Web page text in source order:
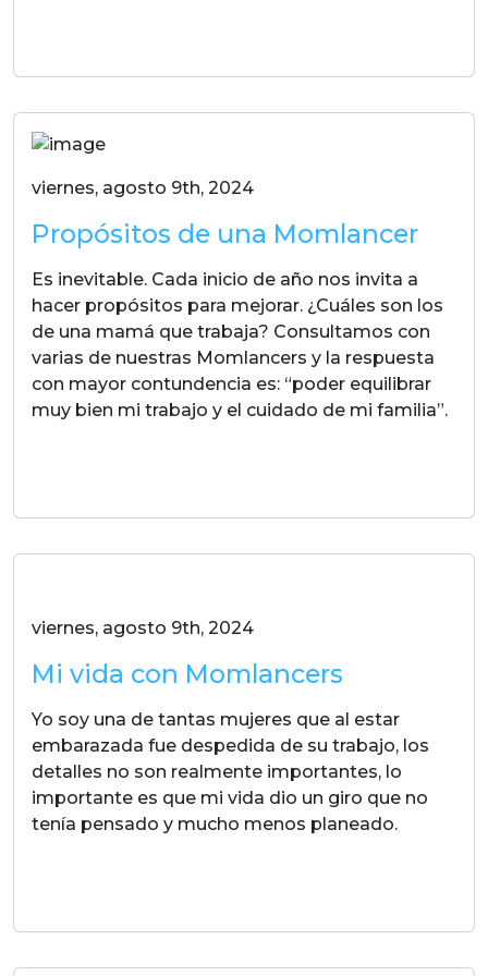
viernes, agosto 9th, 2024
Propósitos de una Momlancer
Es inevitable. Cada inicio de año nos invita a
hacer propósitos para mejorar. ¿Cuáles son los
de una mamá que trabaja? Consultamos con
varias de nuestras Momlancers y la respuesta
con mayor contundencia es: “poder equilibrar
muy bien mi trabajo y el cuidado de mi familia”.
viernes, agosto 9th, 2024
Mi vida con Momlancers
Yo soy una de tantas mujeres que al estar
embarazada fue despedida de su trabajo, los
detalles no son realmente importantes, lo
importante es que mi vida dio un giro que no
tenía pensado y mucho menos planeado.